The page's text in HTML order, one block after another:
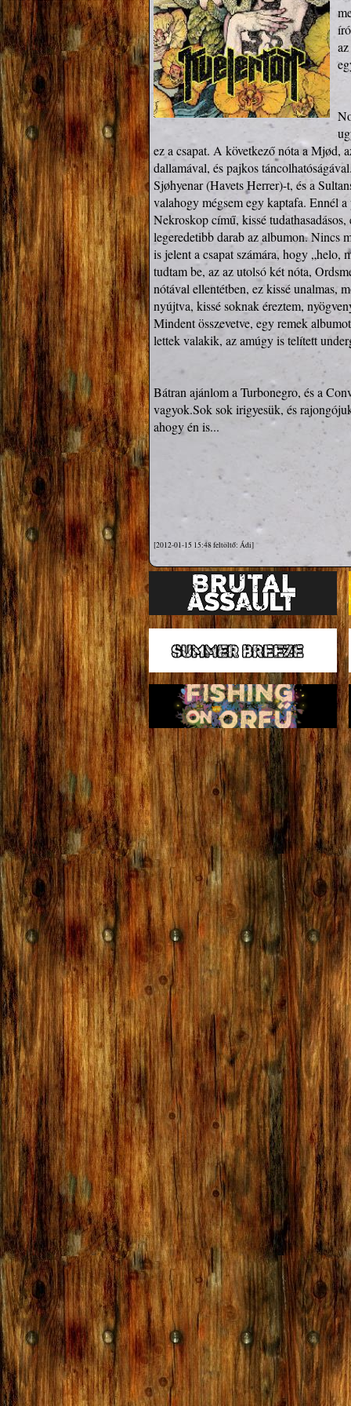
ez a csapat. A következő nóta a Mjød,
dallamával, és pajkos
Sjøhyenar (Havets Herrer)-t, és a
valahogy mégsem egy kaptafa. Ennél
Nekroskop című, kissé
legeredetibb darab az albumon. Nincs
is jelent a csapat számára, hogy
tudtam be, az az utolsó két nóta,
nótával ellentétben, ez kissé unalmas,
nyújtva, kissé soknak éreztem,
Mindent összevetve, egy remek
lettek valakik, az amúgy is telített
Bátran ajánlom a Turbonegro, és a
vagyok.Sok sok irigyesük, és
ahogy én is...
[2012-01-15 15:48 feltöltő: Ádi]